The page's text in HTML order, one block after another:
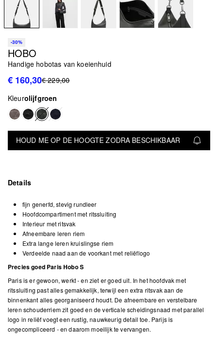
-30%
HOBO
Handige hobotas van koeienhuid
€ 160,30€ 229,00
Kleurolijfgroen
HOUD ME OP DE HOOGTE ZODRA BESCHIKBAAR
Details
fijn generfd, stevig rundleer
Hoofdcompartiment met ritssluiting
Interieur met ritsvak
Afneembare leren riem
Extra lange leren kruislingse riem
Verdeelde naad aan de voorkant met reliëflogo
Precies goed Paris Hobo S
Paris is er gewoon, werkt - en ziet er goed uit. In het hoofdvak met
ritssluiting past alles gemakkelijk, terwijl een extra ritsvak aan de
binnenkant alles georganiseerd houdt. De afneembare en verstelbare
leren schouderriem zit goed en de verticale scheidingsnaad met parallel
logo in reliëf voegt een rustig, nauwkeurig detail toe. Parijs is
ongecompliceerd - en daarom moeilijk te vervangen.